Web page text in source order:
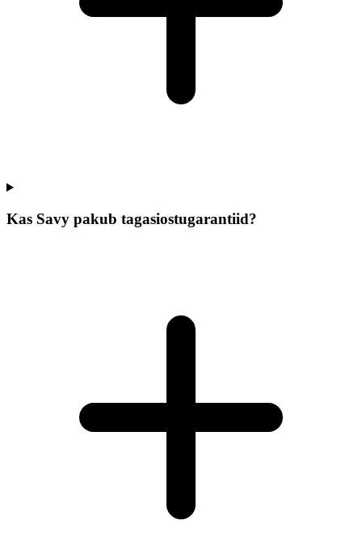
Kas Savy pakub tagasiostugarantiid?